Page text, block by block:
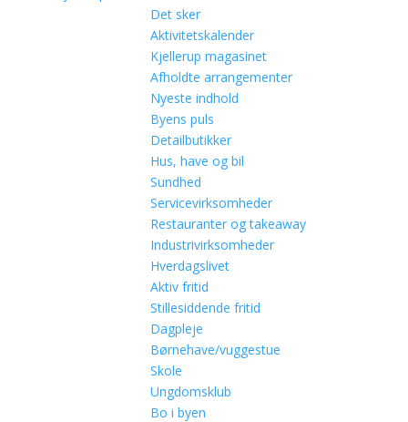
Det sker
Aktivitetskalender
Kjellerup magasinet
Afholdte arrangementer
Nyeste indhold
Byens puls
Detailbutikker
Hus, have og bil
Sundhed
Servicevirksomheder
Restauranter og takeaway
Industrivirksomheder
Hverdagslivet
Aktiv fritid
Stillesiddende fritid
Dagpleje
Børnehave/vuggestue
Skole
Ungdomsklub
Bo i byen